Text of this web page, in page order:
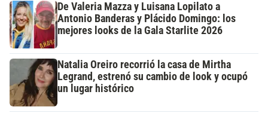
De Valeria Mazza y Luisana Lopilato a
Antonio Banderas y Plácido Domingo: los
mejores looks de la Gala Starlite 2026
Natalia Oreiro recorrió la casa de Mirtha
Legrand, estrenó su cambio de look y ocupó
un lugar histórico